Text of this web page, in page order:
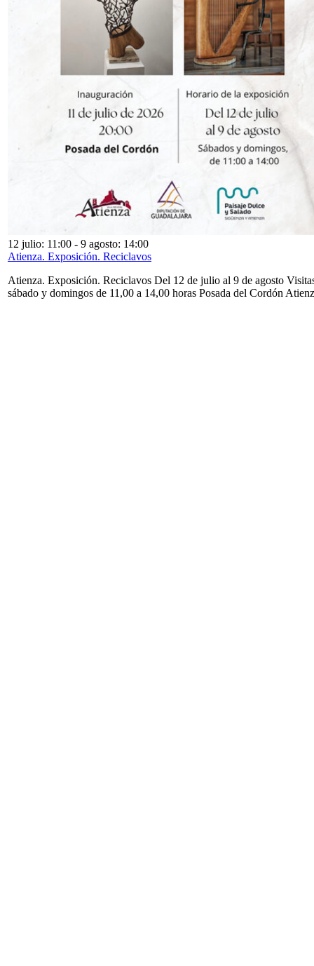
12 julio: 11:00 - 9 agosto: 14:00
Atienza. Exposición. Reciclavos
Atienza. Exposición. Reciclavos Del 12 de julio al 9 de agosto
sábado y domingos de 11,00 a 14,00 horas Posada del Cordón